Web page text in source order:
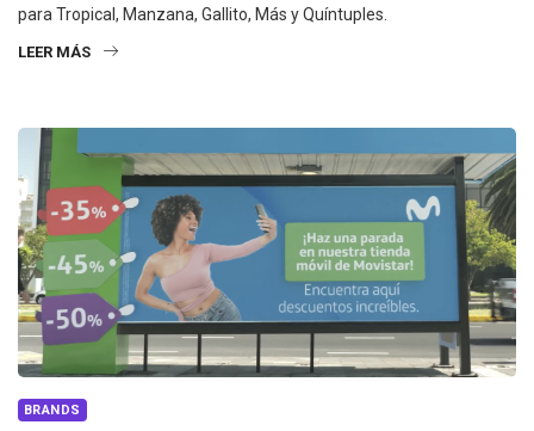
para Tropical, Manzana, Gallito, Más y Quíntuples.
LEER MÁS
BRANDS